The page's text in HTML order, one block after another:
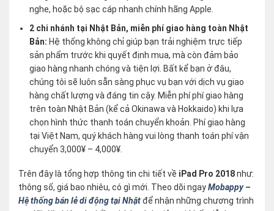
nghe, hoặc bộ sạc cáp nhanh chính hãng Apple.
2 chi nhánh tại Nhật Bản, miễn phí giao hàng toàn Nhật
Bản: Hệ thống không chỉ giúp bạn trải nghiệm trực tiếp
sản phẩm trước khi quyết định mua, mà còn đảm bảo
giao hàng nhanh chóng và tiện lợi. Bất kể bạn ở đâu,
chúng tôi sẽ luôn sẵn sàng phục vụ bạn với dịch vụ giao
hàng chất lượng và đáng tin cậy. Miễn phí phí giao hàng
trên toàn Nhật Bản (kể cả Okinawa và Hokkaido) khi lựa
chọn hình thức thanh toán chuyển khoản. Phí giao hàng
tại Việt Nam, quý khách hàng vui lòng thanh toán phí vận
chuyển 3,000¥ – 4,000¥.
Trên đây là tổng hợp thông tin chi tiết về iPad Pro 2018như:
thông số, giá bao nhiêu, có gì mới. Theo dõi ngayMobappy –
Hệ thống bán lẻ di động tại Nhậtđể nhận những chương trình